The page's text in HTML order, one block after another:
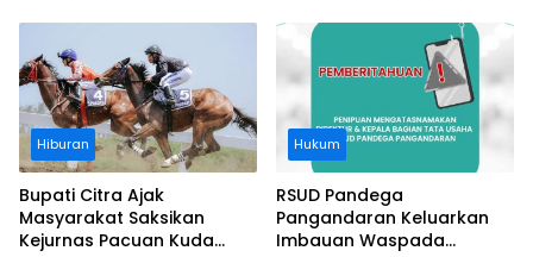
Pantai
Hiburan
Bupati Citra Ajak
Masyarakat Saksikan
Kejurnas Pacuan Kuda
Hukum
RSUD Pandega
Pangandaran Keluarkan
Imbauan Waspada